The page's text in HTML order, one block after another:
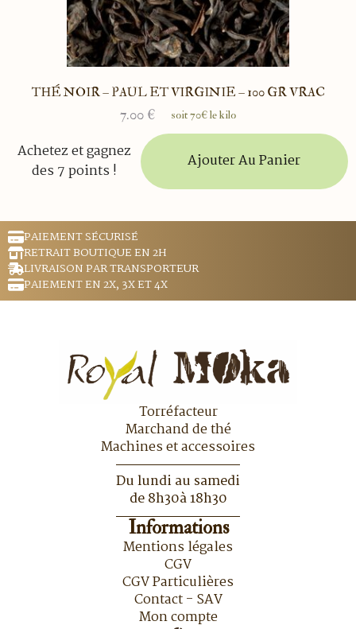
THÉ NOIR – PAUL ET VIRGINIE – 100 GR VRAC
7.00 € soit 70€ le kilo
Achetez et gagnez
des 7 points !
Ajouter Au Panier
PAIEMENT SÉCURISÉ
RETRAIT BOUTIQUE EN 2H
LIVRAISON PAR TRANSPORTEUR
PAIEMENT EN 2X, 3X ET 4X
Torréfacteur
Marchand de thé
Machines et accessoires
Du lundi au samedi
de 8h30à 18h30
Informations
Mentions légales
CGV
CGV Particulières
Contact - SAV
Mon compte